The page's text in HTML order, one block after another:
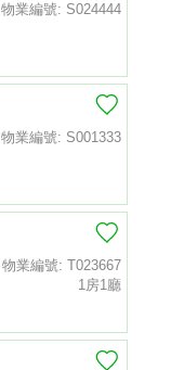
物業編號: S024444
物業編號: S001333
物業編號: T023667
1房1廳